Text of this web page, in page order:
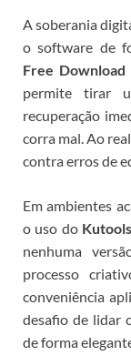
A soberania
o software de
Free Download
permite tirar
recuperação
corra mal. Ao
contra erros de
Em ambientes
o uso do
nenhuma
processo
conveniência
desafio de lidar
de forma